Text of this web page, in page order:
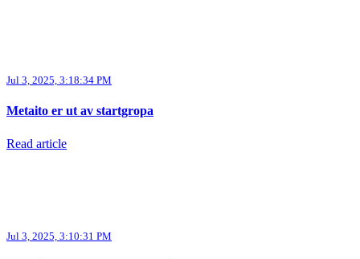
Jul 3, 2025, 3:18:34 PM
Metaito er ut av startgropa
Read article
Jul 3, 2025, 3:10:31 PM